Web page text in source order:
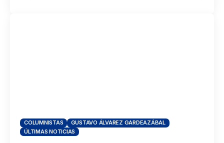
COLUMNISTAS
GUSTAVO ÁLVAREZ GARDEAZÁBAL
ÚLTIMAS NOTICIAS